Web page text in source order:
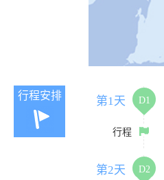
行程安排 第1天 D1
行程
第2天 D2